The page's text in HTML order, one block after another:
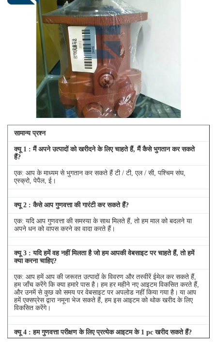
सामान्य प्रश्न
क्यू 1 : मैं अपने उत्पादों को खरीदने के लिए चाहते हैं, मैं कैसे भुगतान कर सकते
हैं?
एक: आप के माध्यम से भुगतान कर सकते हैं टी / टी, एल / सी, पश्चिम संघ,
एस्क्रो, पेपैल, ई।
क्यू 2 : कैसे आप गुणवत्ता की गारंटी कर सकते हैं?
एक: यदि आप गुणवत्ता की समस्या के साथ मिलते हैं, तो हम माल को बदलने या
अपने धन को वापस करने का वादा करते हैं।
क्यू 3 : यदि हमें वह नहीं मिलता है जो हम आपकी वेबसाइट पर चाहते हैं, तो हमें
क्या करना चाहिए?
एक: आप हमें आप की जरूरत उत्पादों के विवरण और तस्वीरें ईमेल कर सकते हैं,
हम जाँच करेंगे कि क्या हमारे पास है। हम हर महीने नए आइटम विकसित करते हैं,
और उनमें से कुछ को समय पर वेबसाइट पर अपलोड नहीं किया गया है। या आप
हमें एक्सप्रेस द्वारा नमूना भेज सकते हैं, हम इस आइटम को थोक खरीद के लिए
विकसित करेंगे।
क्यू 4 : हम गुणवत्ता परीक्षण के लिए प्रत्येक आइटम के 1 pc खरीद सकते हैं?